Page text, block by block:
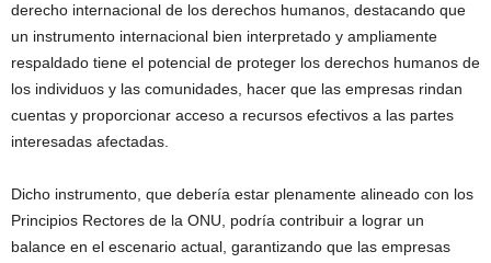
derecho internacional de los derechos humanos, destacando que
un instrumento internacional bien interpretado y ampliamente
respaldado tiene el potencial de proteger los derechos humanos de
los individuos y las comunidades, hacer que las empresas rindan
cuentas y proporcionar acceso a recursos efectivos a las partes
interesadas afectadas.
Dicho instrumento, que debería estar plenamente alineado con los
Principios Rectores de la ONU, podría contribuir a lograr un
balance en el escenario actual, garantizando que las empresas